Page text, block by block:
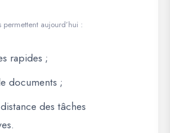
aujourd’hui :
rapides ;
documents ;
des tâches